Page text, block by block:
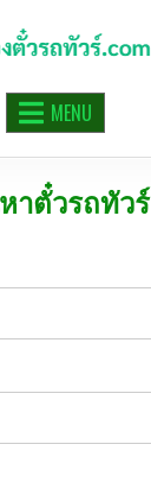
MENU
าตั๋วรถทัวร์